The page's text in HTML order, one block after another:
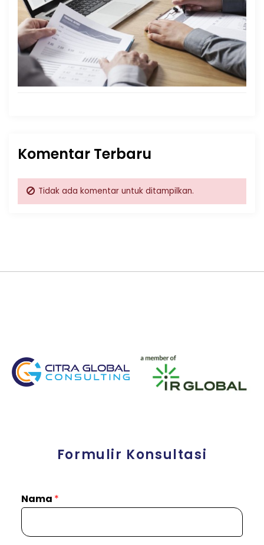
Komentar Terbaru
Tidak ada komentar untuk ditampilkan.
Formulir Konsultasi
Nama *